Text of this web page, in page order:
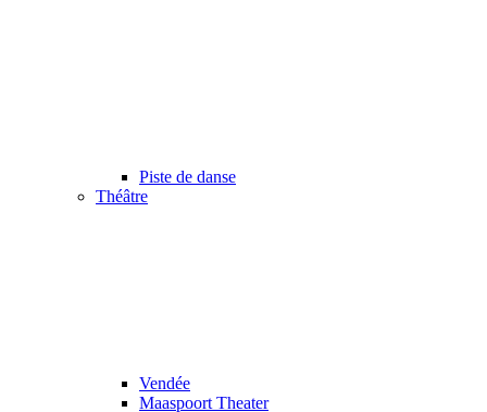
Piste de danse
Théâtre
Vendée
Maaspoort Theater